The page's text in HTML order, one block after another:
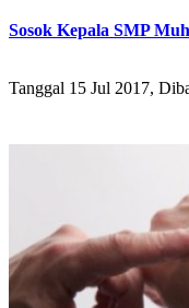
Sosok Kepala SMP
Tanggal 15 Jul 2017,